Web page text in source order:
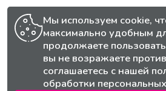
Мы используем cookie,
максимально удобным
продолжаете
вы не возражаете
соглашаетесь с нашей
обработки